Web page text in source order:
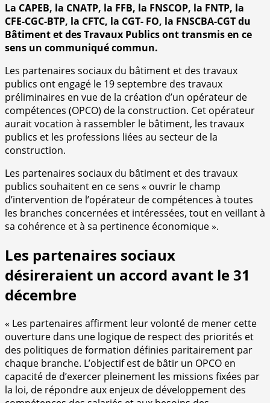
La CAPEB, la CNATP, la FFB, la FNSCOP, la FNTP, la
CFE-CGC-BTP, la CFTC, la CGT- FO, la FNSCBA-CGT du
Bâtiment et des Travaux Publics ont transmis en ce
sens un communiqué commun.
Les partenaires sociaux du bâtiment et des travaux
publics ont engagé le 19 septembre des travaux
préliminaires en vue de la création d’un opérateur de
compétences (OPCO) de la construction. Cet opérateur
aurait vocation à rassembler le bâtiment, les travaux
publics et les professions liées au secteur de la
construction.
Les partenaires sociaux du bâtiment et des travaux
publics souhaitent en ce sens « ouvrir le champ
d’intervention de l’opérateur de compétences à toutes
les branches concernées et intéressées, tout en veillant à
sa cohérence et à sa pertinence économique ».
Les partenaires sociaux
désireraient un accord avant le 31
décembre
« Les partenaires affirment leur volonté de mener cette
ouverture dans une logique de respect des priorités et
des politiques de formation définies paritairement par
chaque branche. L’objectif est de bâtir un OPCO en
capacité de d’exercer pleinement les missions fixées par
la loi, de répondre aux enjeux de développement des